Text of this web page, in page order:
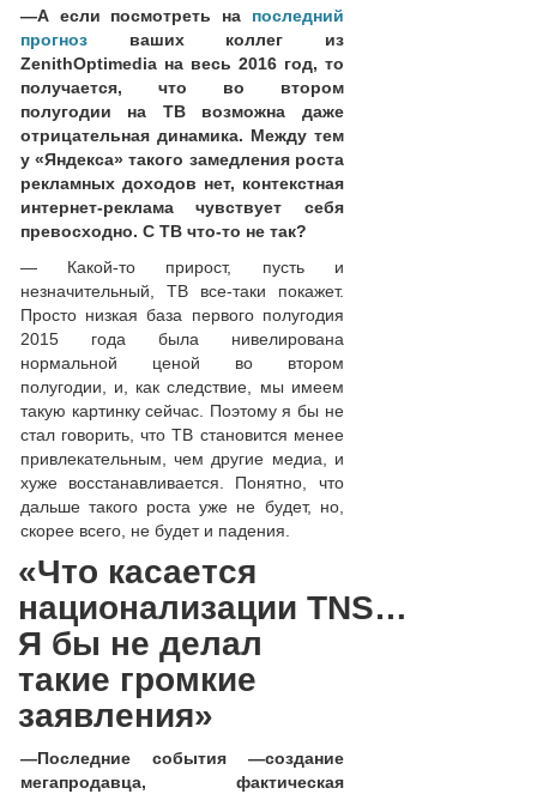
—А если посмотреть на последний
прогноз
ваших коллег из
ZenithOptimedia на весь 2016 год, то
получается, что во втором
полугодии на ТВ возможна даже
отрицательная динамика. Между тем
у «Яндекса» такого замедления роста
рекламных доходов нет, контекстная
интернет-реклама чувствует себя
превосходно. С ТВ что-то не так?
— Какой-то прирост, пусть и
незначительный, ТВ все-таки покажет.
Просто низкая база первого полугодия
2015 года была нивелирована
нормальной ценой во втором
полугодии, и, как следствие, мы имеем
такую картинку сейчас. Поэтому я бы не
стал говорить, что ТВ становится менее
привлекательным, чем другие медиа, и
хуже восстанавливается. Понятно, что
дальше такого роста уже не будет, но,
скорее всего, не будет и падения.
«Что касается
национализации TNS…
Я бы не делал
такие громкие
заявления»
—Последние события —создание
мегапродавца, фактическая